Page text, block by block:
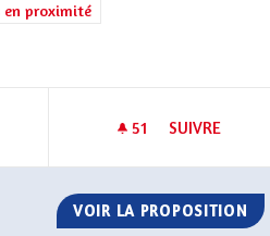
la catégorie : Les services publics en
en proximité
51 51 ABONNÉS
SUIVRE
TRANSPORT
VOIR LA PROPOSITION